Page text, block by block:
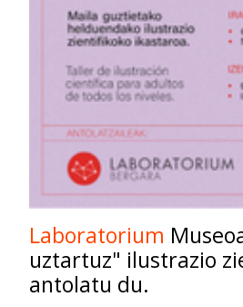
Laboratorium
uztartuz" ilustrazio
antolatu du.